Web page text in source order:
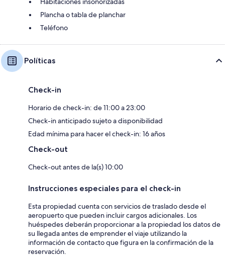
Plancha o tabla de planchar
Teléfono
Políticas
Check-in
Horario de check-in: de 11:00 a 23:00
Check-in anticipado sujeto a disponibilidad
Edad mínima para hacer el check-in: 16 años
Check-out
Check-out antes de la(s) 10:00
Instrucciones especiales para el check-in
Esta propiedad cuenta con servicios de traslado desde el
aeropuerto que pueden incluir cargos adicionales. Los
huéspedes deberán proporcionar a la propiedad los datos de
su llegada antes de emprender el viaje utilizando la
información de contacto que figura en la confirmación de la
reservación.